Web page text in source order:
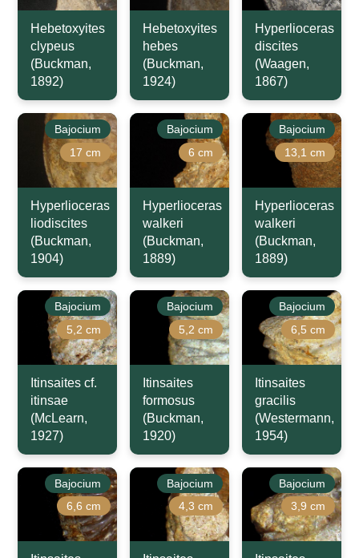
Hebetoxyites
clypeus
(Buckman,
1892)
Hebetoxyites
hebes
(Buckman,
1924)
Hyperlioceras
discites
(Waagen,
1867)
Bajocium
17 cm
Hyperlioceras
liodiscites
(Buckman,
1904)
Bajocium
6 cm
Hyperlioceras
walkeri
(Buckman,
1889)
Bajocium
13,1 cm
Hyperlioceras
walkeri
(Buckman,
1889)
Bajocium
5,2 cm
Itinsaites cf.
itinsae
(McLearn,
1927)
Bajocium
5,2 cm
Itinsaites
formosus
(Buckman,
1920)
Bajocium
6,5 cm
Itinsaites
gracilis
(Westermann,
1954)
Bajocium
6,6 cm
Bajocium
4,3 cm
Bajocium
3,9 cm